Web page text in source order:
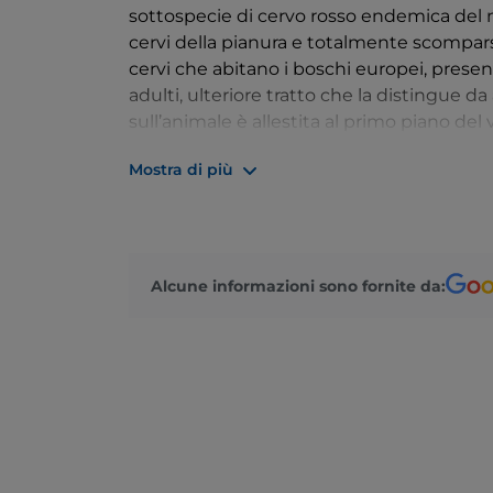
sottospecie di cervo rosso endemica
cervi della pianura e totalmente
cervi che abitano i boschi europei,
adulti, ulteriore tratto che la distingue da
sull’animale è allestita al primo piano del
essere portato in Calabria (parco
salendo su un comodo trenino.
della riserva non altrimenti accessibile,
Mostra di più
Alcune informazioni sono fornite da: